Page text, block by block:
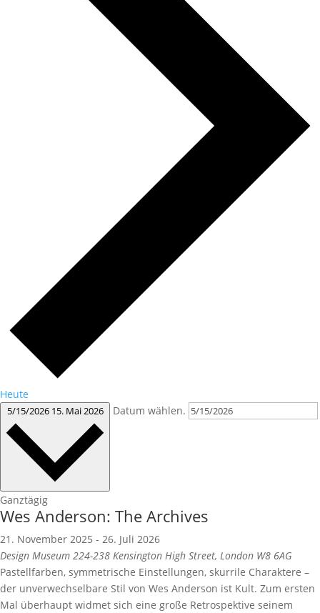
Heute
5/15/2026 15. Mai 2026 Datum wählen.
Ganztägig
Wes Anderson: The Archives
21. November 2025 - 26. Juli 2026
Design Museum 224-238 Kensington High Street, London W8 6AG
Pastellfarben, symmetrische Einstellungen, skurrile Charaktere –
der unverwechselbare Stil von Wes Anderson ist Kult. Zum ersten
Mal überhaupt widmet sich eine große Retrospektive seinem